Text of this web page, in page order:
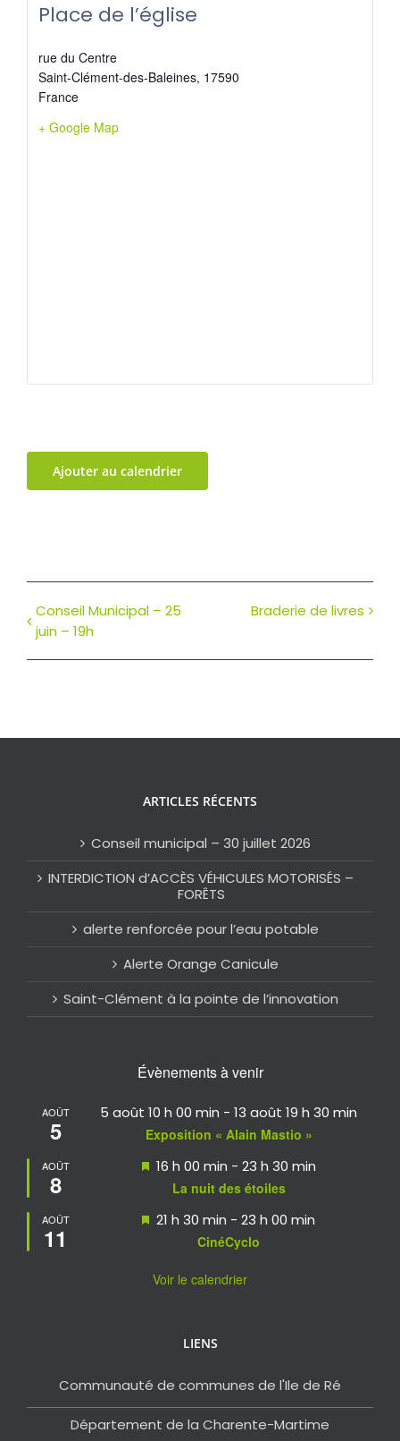
Place de l’église
rue du Centre
Saint-Clément-des-Baleines, 17590
France
+ Google Map
Ajouter au calendrier
Conseil Municipal – 25
juin – 19h
Braderie de livres
ARTICLES RÉCENTS
Conseil municipal – 30 juillet 2026
INTERDICTION d’ACCÈS VÉHICULES MOTORISÉS –
FORÊTS
alerte renforcée pour l’eau potable
Alerte Orange Canicule
Saint-Clément à la pointe de l’innovation
Évènements à venir
AOÛT
5
5 août 10 h 00 min - 13 août 19 h 30 min
Exposition « Alain Mastio »
AOÛT
8
Mis
avant
16 h 00 min - 23 h 30 min
La nuit des étoiles
AOÛT
11
Mis
21 h 30 min - 23 h 00 min
CinéCyclo
Voir le calendrier
LIENS
Communauté de communes de l'Ile de Ré
Département de la Charente-Martime